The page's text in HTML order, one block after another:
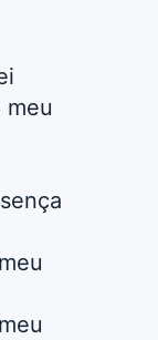
meu